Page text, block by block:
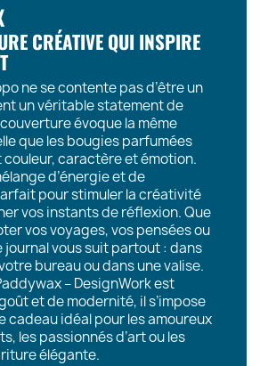
CRÉATIVE QUI INSPIRE
ne se contente pas d’être un
un véritable statement de
évoque la même
que les bougies parfumées
couleur, caractère et émotion.
d’énergie et de
pour stimuler la créativité
vos instants de réflexion. Que
vos voyages, vos pensées ou
journal vous suit partout : dans
bureau ou dans une valise.
– DesignWork est
et de modernité, il s’impose
cadeau idéal pour les amoureux
les passionnés d’art ou les
élégante.